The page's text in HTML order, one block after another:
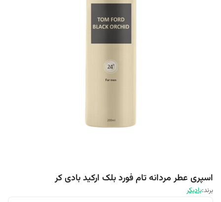
اسپری عطر مردانه تام فورد بلک ارکید بادی کر
برند:بادیکر